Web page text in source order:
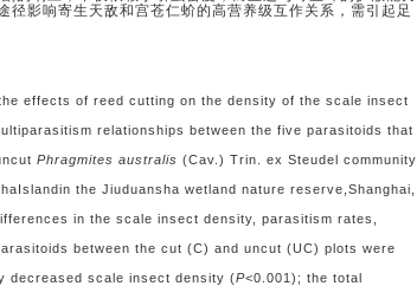
影响寄生天敌和宫苍仁蚧的高营养级互作关系，需引起足
effects of reed cutting on the density of the scale insect
relationships between the five parasitoids that
Phragmites australis (Cav.) Trin. ex Steudel community
the Jiuduansha wetland nature reserve,Shanghai,
in the scale insect density, parasitism rates,
between the cut (C) and uncut (UC) plots were
decreased scale insect density (P<0.001); the total